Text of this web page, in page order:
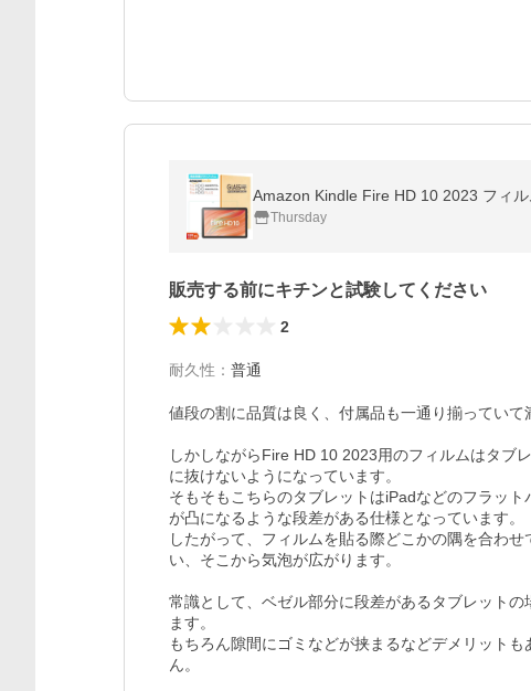
Amazon Kindle Fire HD 10 2023 フィ
Thursday
販売する前にキチンと試験してください
2
耐久性 ： 普通
値段の割に品質は良く、付属品も一通り揃っていて
しかしながらFire HD 10 2023用のフィルムはタブ
に抜けないようになっています。
そもそもこちらのタブレットはiPadなどのフラッ
が凸になるような段差がある仕様となっています。
したがって、フィルムを貼る際どこかの隅を合わ
い、そこから気泡が広がります。
常識として、ベゼル部分に段差があるタブレット
ます。
もちろん隙間にゴミなどが挟まるなどデメリット
ん。